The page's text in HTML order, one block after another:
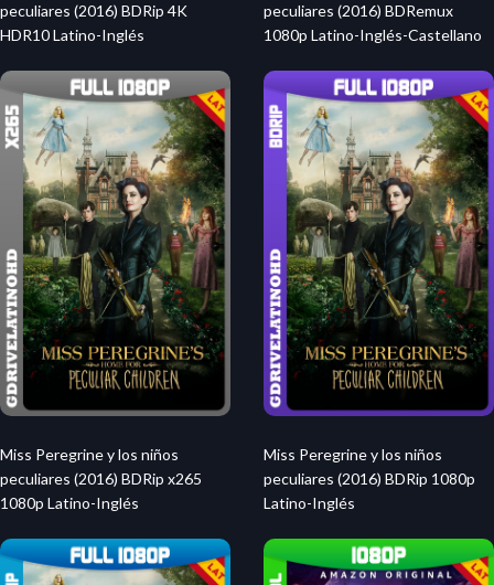
peculiares (2016) BDRip 4K
HDR10 Latino-Inglés
peculiares (2016) BDRemux
1080p Latino-Inglés-Castellano
Miss Peregrine y los niños
peculiares (2016) BDRip x265
1080p Latino-Inglés
Miss Peregrine y los niños
peculiares (2016) BDRip 1080p
Latino-Inglés